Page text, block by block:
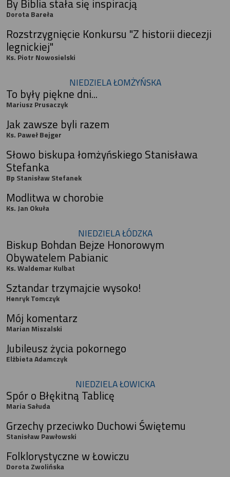
By Biblia stała się inspiracją
Dorota Bareła
Rozstrzygnięcie Konkursu "Z historii diecezji
legnickiej"
Ks. Piotr Nowosielski
NIEDZIELA ŁOMŻYŃSKA
To były piękne dni...
Mariusz Prusaczyk
Jak zawsze byli razem
Ks. Paweł Bejger
Słowo biskupa łomżyńskiego Stanisława
Stefanka
Bp Stanisław Stefanek
Modlitwa w chorobie
Ks. Jan Okuła
NIEDZIELA ŁÓDZKA
Biskup Bohdan Bejze Honorowym
Obywatelem Pabianic
Ks. Waldemar Kulbat
Sztandar trzymajcie wysoko!
Henryk Tomczyk
Mój komentarz
Marian Miszalski
Jubileusz życia pokornego
Elżbieta Adamczyk
NIEDZIELA ŁOWICKA
Spór o Błękitną Tablicę
Maria Sałuda
Grzechy przeciwko Duchowi Świętemu
Stanisław Pawłowski
Folklorystyczne w Łowiczu
Dorota Zwolińska